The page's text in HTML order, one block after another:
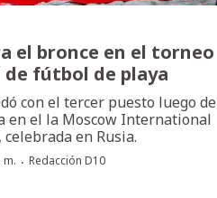
el bronce en el torneo
fútbol de playa
con el tercer puesto luego de
en el la Moscow International
celebrada en Rusia.
m. · Redacción D10